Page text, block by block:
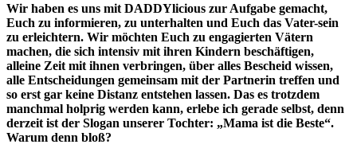
Wir haben es uns mit DADDYlicious zur Aufgabe gemacht,
Euch zu informieren, zu unterhalten und Euch das Vater-sein
zu erleichtern. Wir möchten Euch zu engagierten Vätern
machen, die sich intensiv mit ihren Kindern beschäftigen,
alleine Zeit mit ihnen verbringen, über alles Bescheid wissen,
alle Entscheidungen gemeinsam mit der Partnerin treffen und
so erst gar keine Distanz entstehen lassen. Das es trotzdem
manchmal holprig werden kann, erlebe ich gerade selbst, denn
derzeit ist der Slogan unserer Tochter: „Mama ist die Beste“.
Warum denn bloß?